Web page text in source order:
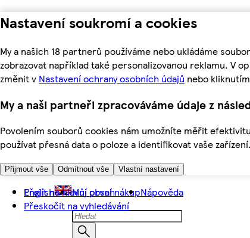
Nastavení soukromí a cookies
My a našich 18 partnerů používáme nebo ukládáme
zobrazovat například také personalizovanou reklamu. V
změnit v Nastavení ochrany osobních údajů nebo
My a naši partneři zpracováváme údaje z
Povolením souborů cookies nám umožníte měřit
používat přesná data o poloze a identifikovat vaše zařízení.
Přijmout vše Odmítnout vše Vlastní nastavení
Přejít na hlavní obsah
Přeskočit na vyhledávání
English Můj první nákupNápověda